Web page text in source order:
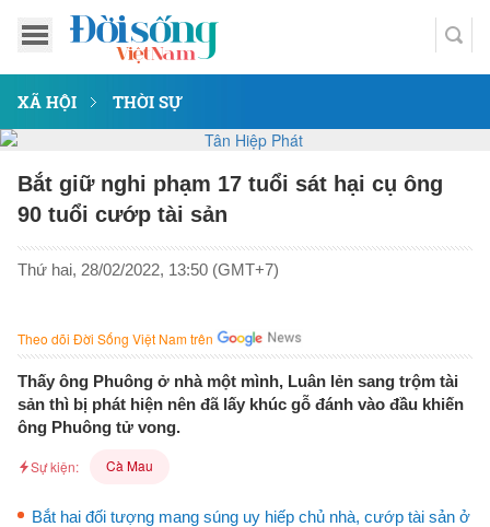
XÃ HỘI THỜI SỰ
Bắt giữ nghi phạm 17 tuổi sát hại cụ ông
90 tuổi cướp tài sản
Thứ hai, 28/02/2022, 13:50 (GMT+7)
Theo dõi Đời Sống Việt Nam trên
Thấy ông Phuông ở nhà một mình, Luân lẻn sang trộm tài
sản thì bị phát hiện nên đã lấy khúc gỗ đánh vào đầu khiến
ông Phuông tử vong.
Sự kiện: Cà Mau
Bắt hai đối tượng mang súng uy hiếp chủ nhà, cướp tài sản ở